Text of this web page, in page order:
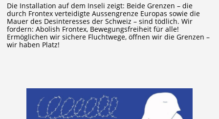
Die Installation auf dem Inseli zeigt: Beide Grenzen – die
durch Frontex verteidigte Aussengrenze Europas sowie die
Mauer des Desinteresses der Schweiz – sind tödlich. Wir
fordern: Abolish Frontex, Bewegungsfreiheit für alle!
Ermöglichen wir sichere Fluchtwege, öffnen wir die Grenzen –
wir haben Platz!